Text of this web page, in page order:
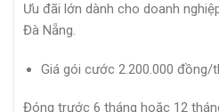
Ưu đãi lớn dành cho doanh
Đà Nẵng.
Giá gói cước 2.200.000 đồng/
Đóng trước 6 tháng hoặc 12